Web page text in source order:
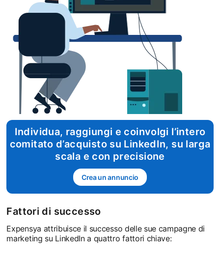
Individua, raggiungi e coinvolgi l’intero
comitato d’acquisto su LinkedIn, su larga
scala e con precisione
Crea un annuncioopens in a new tab
Fattori di successo
Expensya attribuisce il successo delle sue campagne di
marketing su LinkedIn a quattro fattori chiave: